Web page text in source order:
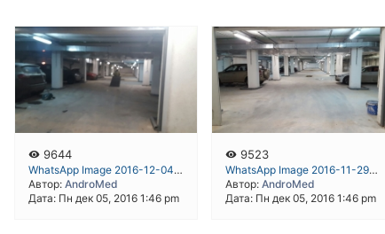
9644
WhatsApp Image 2016-12-04 at 19.43.21
Автор: AndroMed
Дата: Пн дек 05, 2016 1:46 pm
9523
WhatsApp Image 2016-11-29 at 18.30.51
Автор: AndroMed
Дата: Пн дек 05, 2016 1:46 pm